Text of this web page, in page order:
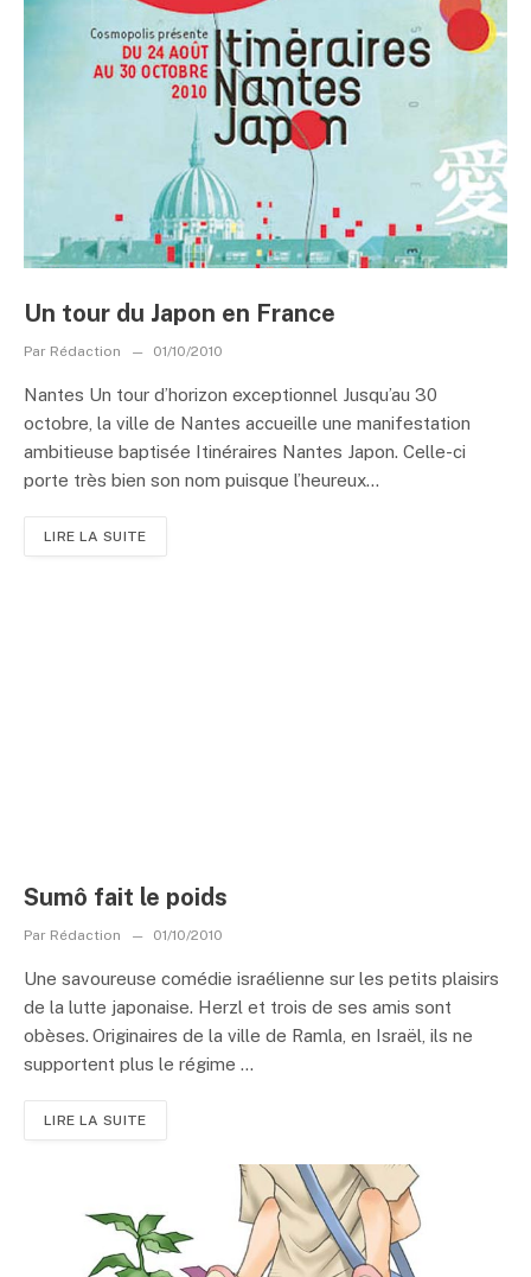
Un tour du Japon en France
Par Rédaction 01/10/2010
Nantes Un tour d’horizon exceptionnel Jusqu’au 30
octobre, la ville de Nantes accueille une manifestation
ambitieuse baptisée Itinéraires Nantes Japon. Celle-ci
porte très bien son nom puisque l’heureux...
LIRE LA SUITE
Sumô fait le poids
Par Rédaction 01/10/2010
Une savoureuse comédie israélienne sur les petits plaisirs
de la lutte japonaise. Herzl et trois de ses amis sont
obèses. Originaires de la ville de Ramla, en Israël, ils ne
supportent plus le régime ...
LIRE LA SUITE